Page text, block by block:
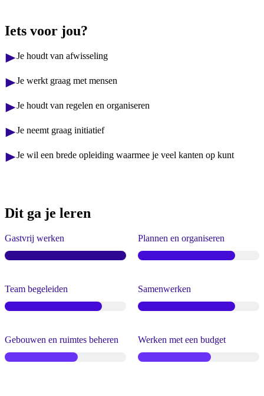
Iets voor jou?
Je houdt van afwisseling
Je werkt graag met mensen
Je houdt van regelen en organiseren
Je neemt graag initiatief
Je wil een brede opleiding waarmee je veel kanten op kunt
Dit ga je leren
Gastvrij werken Plannen en organiseren
Team begeleiden Samenwerken
Gebouwen en ruimtes beheren Werken met een budget